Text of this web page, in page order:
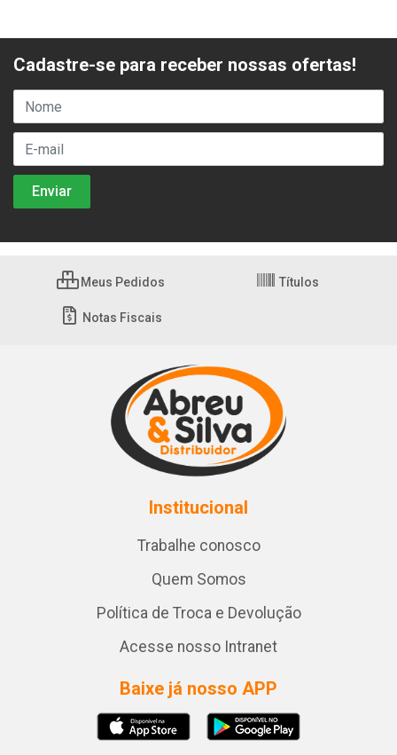
Cadastre-se para receber nossas ofertas!
Meus Pedidos Títulos
Notas Fiscais
Institucional
Trabalhe conosco
Quem Somos
Política de Troca e Devolução
Acesse nosso Intranet
Baixe já nosso APP